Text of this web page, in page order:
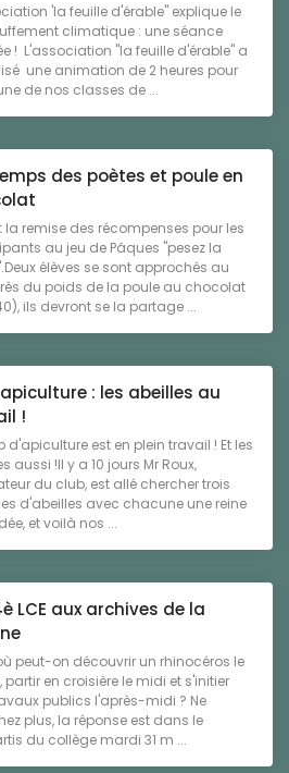
'la feuille d'érable" explique le
climatique : une séance
! L'association "la feuille d'érable" a
une animation de 2 heures pour
de nos classes de ...
des poètes et poule en
la remise des récompenses pour les
au jeu de Pâques "pesez la
élèves se sont approchés au
du poids de la poule au chocolat
ils devront se la partage ...
: les abeilles au
!
d'apiculture est en plein travail ! Et les
aussi !Il y a 10 jours Mr Roux,
du club, est allé chercher trois
d'abeilles avec chacune une reine
et voilà nos ...
LCE aux archives de la
peut-on découvrir un rhinocéros le
partir en croisière le midi et s'initier
publics l'après-midi ? Ne
plus, la réponse est dans le
du collège mardi 31 m ...